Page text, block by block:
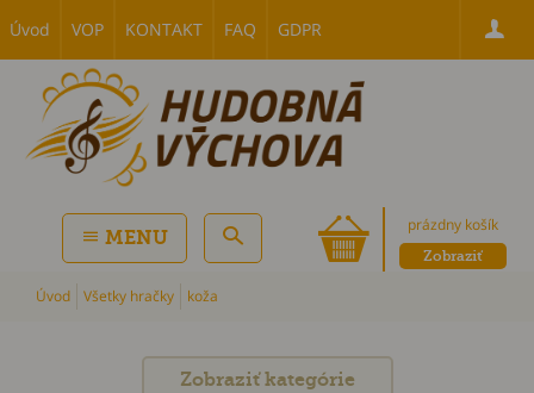
Úvod VOP KONTAKT FAQ GDPR
prázdny košík
Zobraziť
MENU
Úvod Všetky hračky koža
Zobraziť kategórie